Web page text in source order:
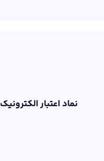
نماد اعتبار الکترونیک